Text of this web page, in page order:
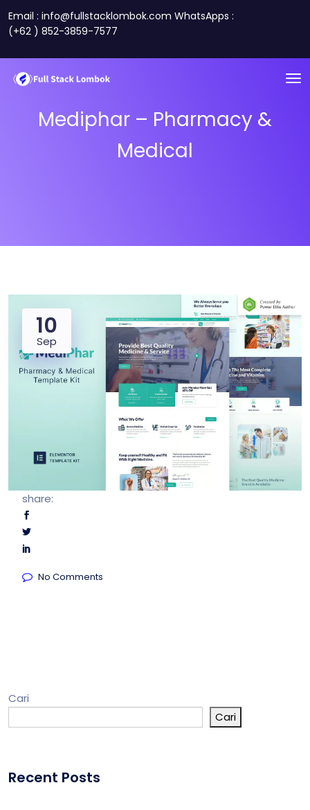
Email : info@fullstacklombok.com WhatsApps :
(+62 ) 852-3859-7577
Mediphar – Pharmacy &
Medical
10
Sep
share:
No Comments
Cari
Cari
Recent Posts